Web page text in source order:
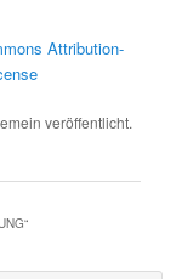
Attribution-
veröffentlicht.
“